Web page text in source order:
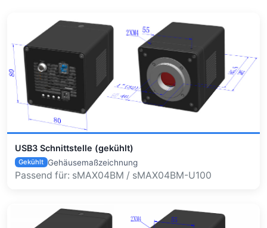
USB3 Schnittstelle (gekühlt)
Gekühlt Gehäusemaßzeichnung
Passend für: sMAX04BM / sMAX04BM-U100